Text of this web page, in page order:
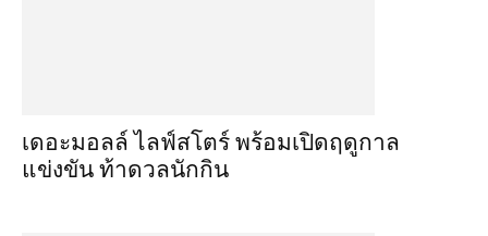
เดอะมอลล์ ไลฟ์สโตร์ พร้อมเปิดฤดูกาล
แข่งขัน ท้าดวลนักกิน